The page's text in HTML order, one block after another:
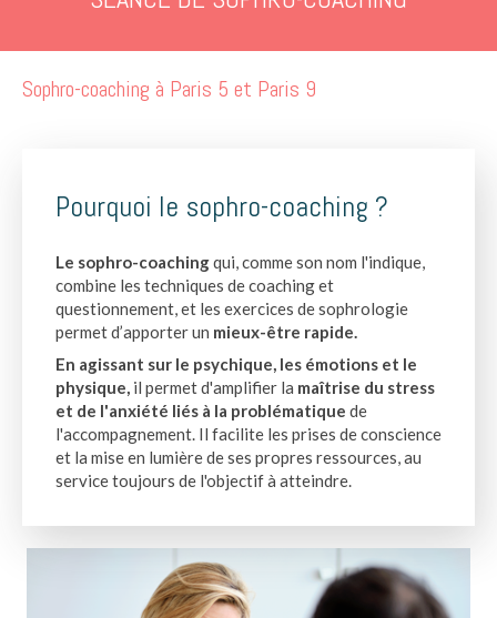
Sophro-coaching à Paris 5 et Paris 9
Pourquoi le sophro-coaching ?
Le sophro-coachingqui, comme son nom l'indique,
combine les techniques de coaching et
questionnement, et les exercices de sophrologie
permet d’apporter un mieux-être rapide.
En agissant sur le psychique, les émotions et le
physique, il permet d'amplifier la maîtrise du stress
et de l'anxiété liés à la problématique de
l'accompagnement. Il facilite les prises de conscience
et la mise en lumière de ses propres ressources, au
service toujours de l'objectif à atteindre.